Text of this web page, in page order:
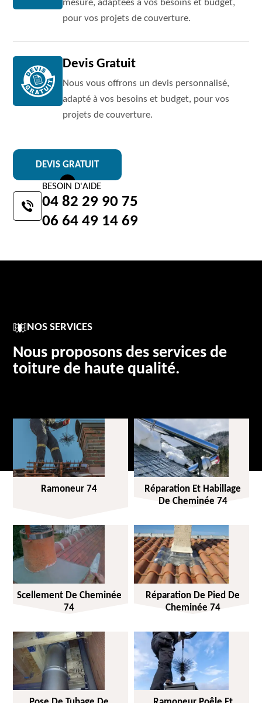
mesure, adaptées à vos besoins et budget,
pour vos projets de couverture.
Devis Gratuit
Nous vous offrons un devis personnalisé,
adapté à vos besoins et budget, pour vos
projets de couverture.
DEVIS GRATUIT
BESOIN D'AIDE
04 82 29 90 75
06 64 49 14 69
NOS SERVICES
Nous proposons des services de
toiture de haute qualité.
Ramoneur 74
Réparation Et Habillage
De Cheminée 74
Scellement De Cheminée
74
Réparation De Pied De
Cheminée 74